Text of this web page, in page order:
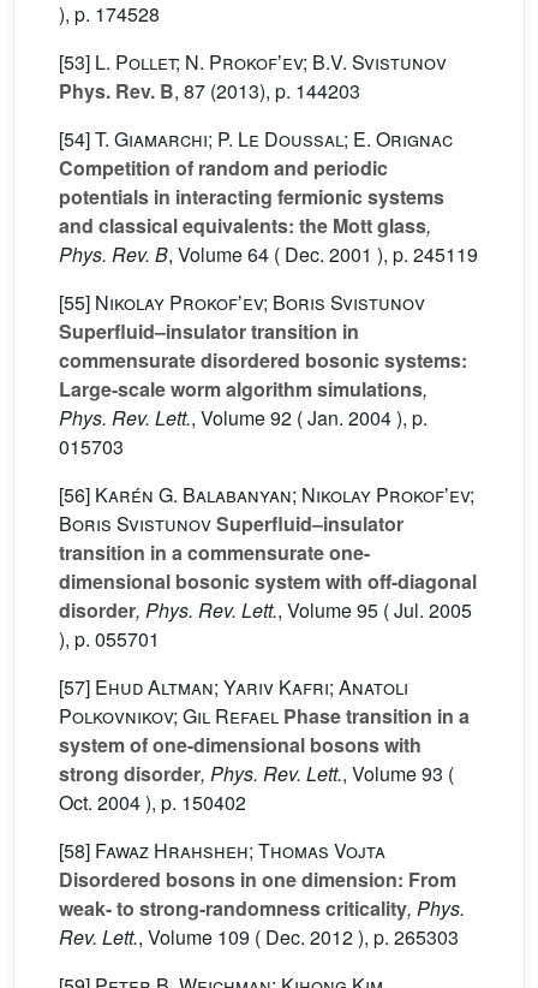
), p. 174528
[53] L. Pollet; N. Prokofʼev; B.V. Svistunov
Phys. Rev. B, 87 (2013), p. 144203
[54]T. Giamarchi; P. Le Doussal; E. Orignac
Competition of random and periodic
potentials in interacting fermionic systems
and classical equivalents: the Mott glass,
Phys. Rev. B, Volume 64 ( Dec. 2001 ), p. 245119
[55] Nikolay Prokofʼev; Boris Svistunov
Superfluid–insulator transition in
commensurate disordered bosonic systems:
Large-scale worm algorithm simulations,
Phys. Rev. Lett., Volume 92 ( Jan. 2004 ), p.
015703
[56] Karén G. Balabanyan; Nikolay Prokofʼev;
Boris SvistunovSuperfluid–insulator
transition in a commensurate one-
dimensional bosonic system with off-diagonal
disorder, Phys. Rev. Lett., Volume 95 ( Jul. 2005
), p. 055701
[57] Ehud Altman; Yariv Kafri; Anatoli
Polkovnikov; Gil Refael Phase transition in a
system of one-dimensional bosons with
strong disorder, Phys. Rev. Lett., Volume 93 (
Oct. 2004 ), p. 150402
[58] Fawaz Hrahsheh; Thomas Vojta
Disordered bosons in one dimension: From
weak- to strong-randomness criticality, Phys.
Rev. Lett., Volume 109 ( Dec. 2012 ), p. 265303